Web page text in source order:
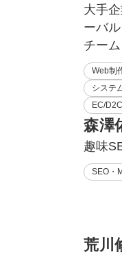
大手
ーバ
チーム
Web制
システ
EC/D2C
森澤
趣味
SEO・
荒川